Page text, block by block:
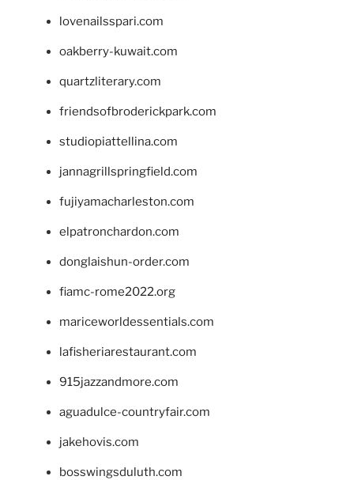
lovenailsspari.com
oakberry-kuwait.com
quartzliterary.com
friendsofbroderickpark.com
studiopiattellina.com
jannagrillspringfield.com
fujiyamacharleston.com
elpatronchardon.com
donglaishun-order.com
fiamc-rome2022.org
mariceworldessentials.com
lafisheriarestaurant.com
915jazzandmore.com
aguadulce-countryfair.com
jakehovis.com
bosswingsduluth.com